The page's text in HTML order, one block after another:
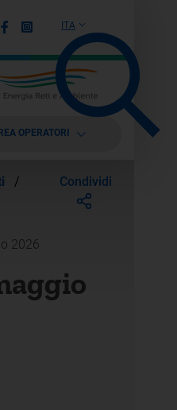
ITA
Facebook
Instagram
OPERATORI
/
Condividi
2026